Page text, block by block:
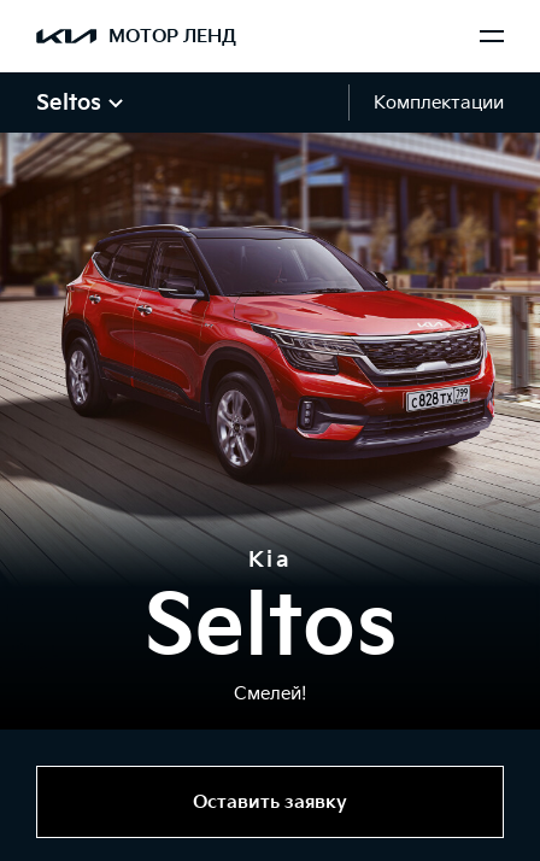
МОТОР ЛЕНД
Seltos Комплектации
Оставить заявку
Kia
Seltos
Смелей!